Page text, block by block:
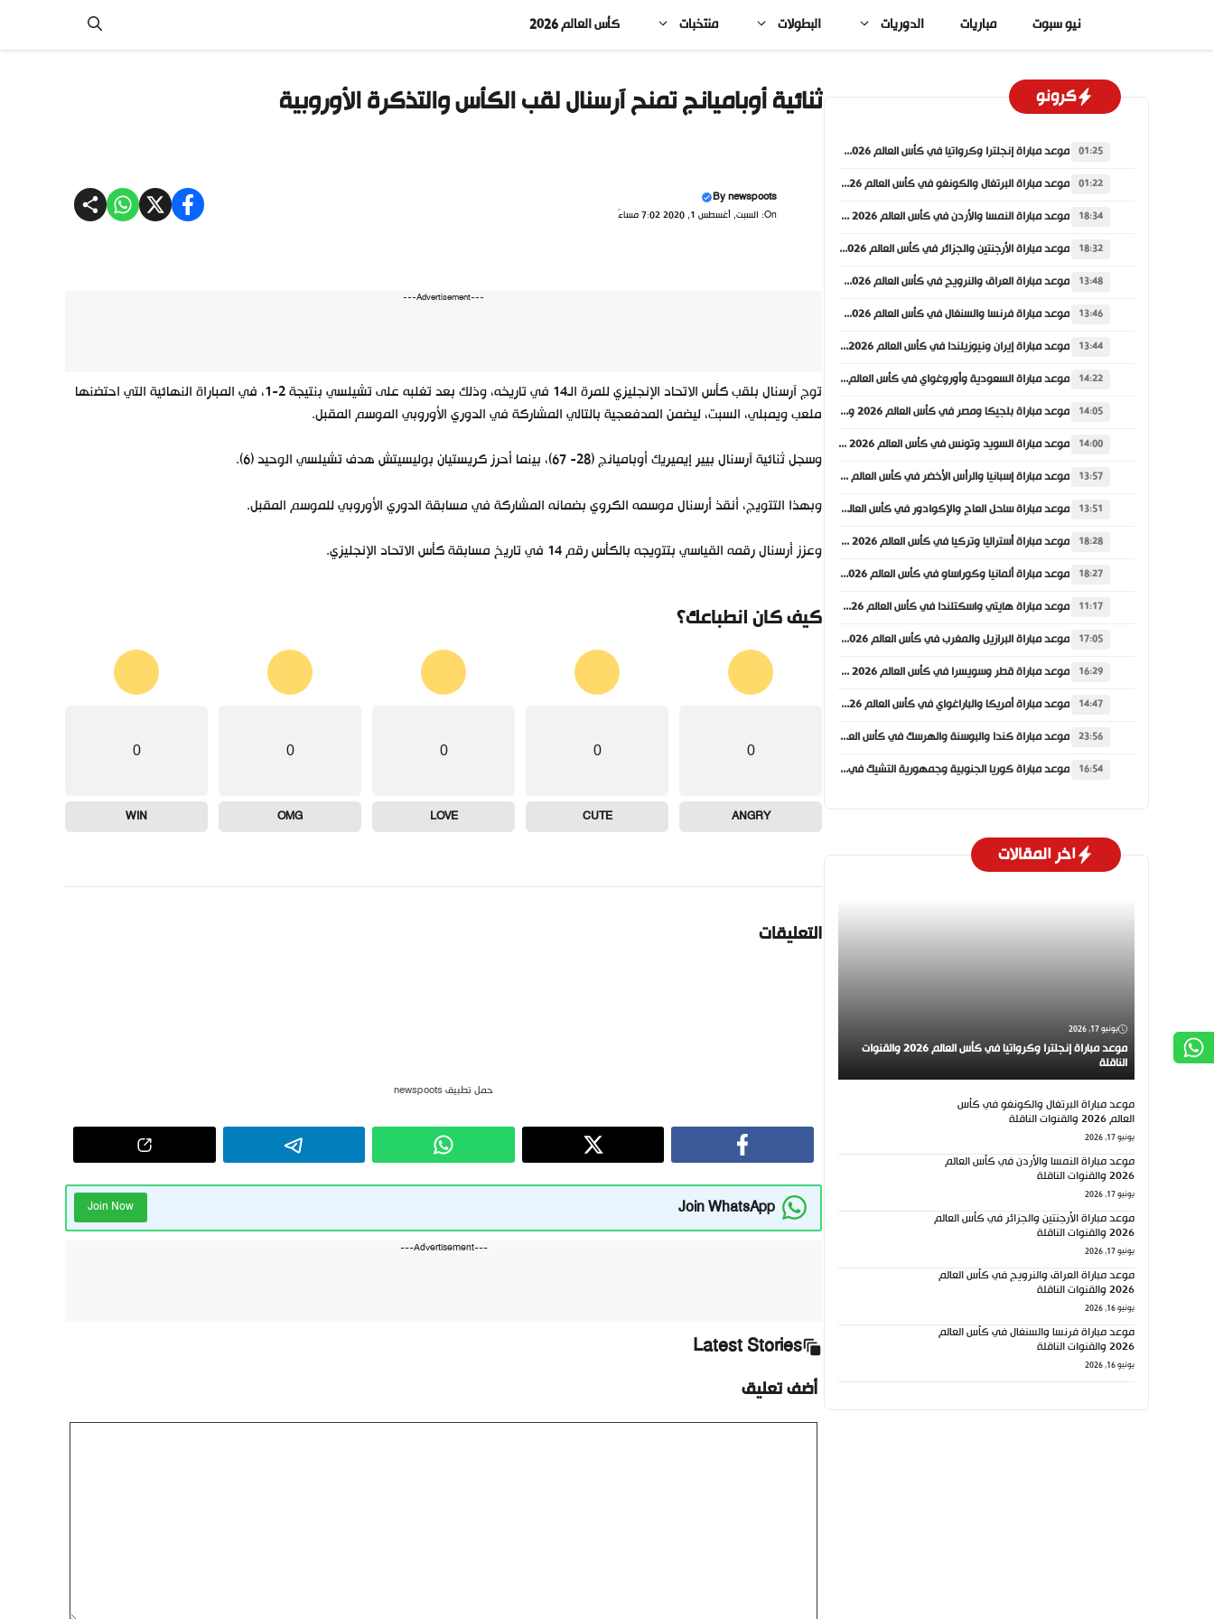
المحتوى
نيو سبوت مباريات الدوريات البطولات منتخبات كأس العالم 2026
ثنائية أوباميانج تمنح آرسنال لقب الكأس والتذكرة الأوروبية
Bynewspoots
On: السبت, أغسطس 1, 2020 7:02 مساءً
---Advertisement---
توج آرسنال بلقب كأس الاتحاد الإنجليزي للمرة الـ14 في تاريخه، وذلك بعد تغلبه على تشيلسي بنتيجة 2-1، في المباراة النهائية التي احتضنها
ملعب ويمبلي، السبت، ليضمن المدفعجية بالتالي المشاركة في الدوري الأوروبي الموسم المقبل.
وسجل ثنائية آرسنال بيير إيميريك أوباميانج (28- 67)، بينما أحرز كريستيان بوليسيتش هدف تشيلسي الوحيد (6).
وبهذا التتويج، أنقذ أرسنال موسمه الكروي بضمانه المشاركة في مسابقة الدوري الأوروبي للموسم المقبل.
وعزز أرسنال رقمه القياسي بتتويجه بالكأس رقم 14 في تاريخ مسابقة كأس الاتحاد الإنجليزي.
كيف كان انطباعك؟
0
ANGRY
0
CUTE
0
LOVE
0
OMG
0
WIN
التعليقات
حمل تطبيق newspoots
Join WhatsApp
Join Now
---Advertisement---
Latest Stories
أضف تعليق
كرونو
01:25 موعد مباراة إنجلترا وكرواتيا في كأس العالم 2026 والقنوات الناقلة
01:22 موعد مباراة البرتغال والكونغو في كأس العالم 2026 والقنوات الناقلة
18:34 موعد مباراة النمسا والأردن في كأس العالم 2026 والقنوات الناقلة
18:32 موعد مباراة الأرجنتين والجزائر في كأس العالم 2026 والقنوات الناقلة
13:48 موعد مباراة العراق والنرويج في كأس العالم 2026 والقنوات الناقلة
13:46 موعد مباراة فرنسا والسنغال في كأس العالم 2026 والقنوات الناقلة
13:44 موعد مباراة إيران ونيوزيلندا في كأس العالم 2026 والقنوات الناقلة
14:22 موعد مباراة السعودية وأوروغواي في كأس العالم 2026 والقنوات الناقلة
14:05 موعد مباراة بلجيكا ومصر في كأس العالم 2026 والقنوات الناقلة
14:00 موعد مباراة السويد وتونس في كأس العالم 2026 والقنوات الناقلة
13:57 موعد مباراة إسبانيا والرأس الأخضر في كأس العالم 2026 والقنوات الناقلة
13:51 موعد مباراة ساحل العاج والإكوادور في كأس العالم 2026 والقنوات الناقلة
18:28 موعد مباراة أستراليا وتركيا في كأس العالم 2026 والقنوات الناقلة
18:27 موعد مباراة ألمانيا وكوراساو في كأس العالم 2026 والقنوات الناقلة
11:17 موعد مباراة هايتي واسكتلندا في كأس العالم 2026 والقنوات الناقلة
17:05 موعد مباراة البرازيل والمغرب في كأس العالم 2026 والقنوات الناقلة
16:29 موعد مباراة قطر وسويسرا في كأس العالم 2026 والقنوات الناقلة
14:47 موعد مباراة أمريكا والباراغواي في كأس العالم 2026 والقنوات الناقلة
23:56 موعد مباراة كندا والبوسنة والهرسك في كأس العالم 2026 والقنوات الناقلة
16:54 موعد مباراة كوريا الجنوبية وجمهورية التشيك في كأس العالم 2026 والقنوات الناقلة
اخر المقالات
يونيو 17, 2026
موعد مباراة إنجلترا وكرواتيا في كأس العالم 2026 والقنوات
الناقلة
موعد مباراة البرتغال والكونغو في كأس
العالم 2026 والقنوات الناقلة
يونيو 17, 2026
موعد مباراة النمسا والأردن في كأس العالم
2026 والقنوات الناقلة
يونيو 17, 2026
موعد مباراة الأرجنتين والجزائر في كأس العالم
2026 والقنوات الناقلة
يونيو 17, 2026
موعد مباراة العراق والنرويج في كأس العالم
2026 والقنوات الناقلة
يونيو 16, 2026
موعد مباراة فرنسا والسنغال في كأس العالم
2026 والقنوات الناقلة
يونيو 16, 2026